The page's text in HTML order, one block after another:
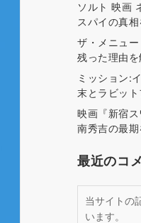
ソルト 映画
スパイの真
ザ・メニュ
残った理由を
ミッション:
末とラビッ
映画『新宿
南秀吉の最期
最近のコ
当サイトの
います。